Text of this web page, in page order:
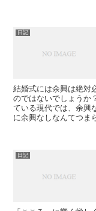
日記
結婚式には余興は絶対
のではないでしょうか
ている現代では、余興
に余興なしなんてつま
日記